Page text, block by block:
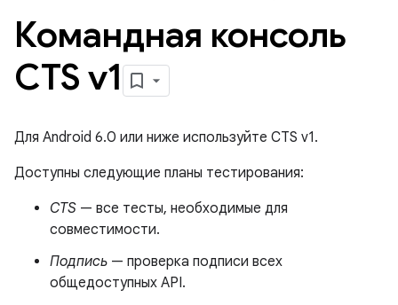
Командная консоль
CTS v1
Для Android 6.0 или ниже используйте CTS v1.
Доступны следующие планы тестирования:
CTS — все тесты, необходимые для
совместимости.
Подпись — проверка подписи всех
общедоступных API.